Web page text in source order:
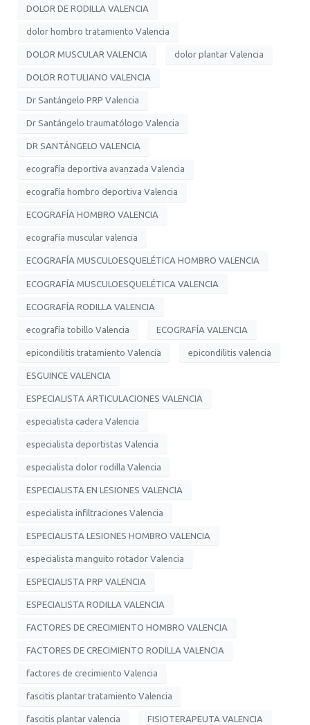
DOLOR DE RODILLA VALENCIA
dolor hombro tratamiento Valencia
DOLOR MUSCULAR VALENCIA dolor plantar Valencia
DOLOR ROTULIANO VALENCIA
Dr Santángelo PRP Valencia
Dr Santángelo traumatólogo Valencia
DR SANTÁNGELO VALENCIA
ecografía deportiva avanzada Valencia
ecografía hombro deportiva Valencia
ECOGRAFÍA HOMBRO VALENCIA
ecografía muscular valencia
ECOGRAFÍA MUSCULOESQUELÉTICA HOMBRO VALENCIA
ECOGRAFÍA MUSCULOESQUELÉTICA VALENCIA
ECOGRAFÍA RODILLA VALENCIA
ecografía tobillo Valencia ECOGRAFÍA VALENCIA
epicondilitis tratamiento Valencia epicondilitis valencia
ESGUINCE VALENCIA
ESPECIALISTA ARTICULACIONES VALENCIA
especialista cadera Valencia
especialista deportistas Valencia
especialista dolor rodilla Valencia
ESPECIALISTA EN LESIONES VALENCIA
especialista infiltraciones Valencia
ESPECIALISTA LESIONES HOMBRO VALENCIA
especialista manguito rotador Valencia
ESPECIALISTA PRP VALENCIA
ESPECIALISTA RODILLA VALENCIA
FACTORES DE CRECIMIENTO HOMBRO VALENCIA
FACTORES DE CRECIMIENTO RODILLA VALENCIA
factores de crecimiento Valencia
fascitis plantar tratamiento Valencia
fascitis plantar valencia FISIOTERAPEUTA VALENCIA